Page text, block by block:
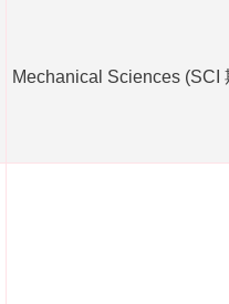
Mechanical Sciences (SCI